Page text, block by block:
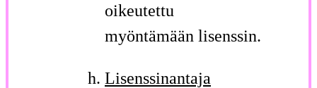
oikeutettu
myöntämään lisenssin.
Lisenssinantaja